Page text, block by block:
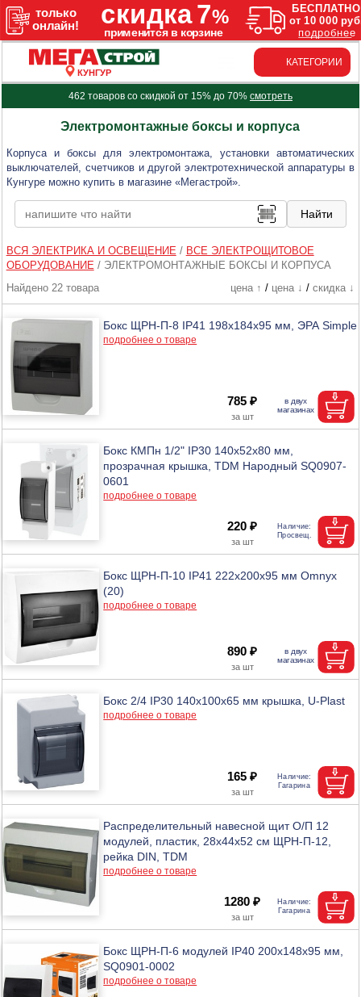
КУНГУР
КАТЕГОРИИ
462 товаров со скидкой от 15% до 70% смотреть
Электромонтажные боксы и корпуса
Корпуса и боксы для электромонтажа, установки автоматических
выключателей, счетчиков и другой электротехнической аппаратуры в
Кунгуре можно купить в магазине «Мегастрой».
ВСЯ ЭЛЕКТРИКА И ОСВЕЩЕНИЕ / ВСЕ ЭЛЕКТРОЩИТОВОЕ
ОБОРУДОВАНИЕ / ЭЛЕКТРОМОНТАЖНЫЕ БОКСЫ И КОРПУСА
Найдено 22 товара
цена ↑ / цена ↓ / скидка ↓
Бокс ЩРН-П-8 IP41 198x184x95 мм, ЭРА Simple
подробнее о товаре
785 ₽
Бокс КМПн 1/2" IP30 140х52х80 мм,
прозрачная крышка, TDM Народный SQ0907-
0601
подробнее о товаре
220 ₽
Бокс ЩРН-П-10 IP41 222х200х95 мм Omnyx
(20)
подробнее о товаре
890 ₽
Бокс 2/4 IP30 140x100x65 мм крышка, U-Plast
подробнее о товаре
165 ₽
Распределительный навесной щит О/П 12
модулей, пластик, 28х44х52 см ЩРН-П-12,
рейка DIN, TDM
подробнее о товаре
1280 ₽
Бокс ЩРН-П-6 модулей IP40 200х148х95 мм,
SQ0901-0002
подробнее о товаре